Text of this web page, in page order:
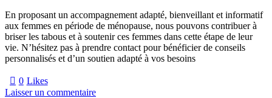
En proposant un accompagnement adapté, bienveillant et informatif
aux femmes en période de ménopause, nous pouvons contribuer à
briser les tabous et à soutenir ces femmes dans cette étape de leur
vie. N’hésitez pas à prendre contact pour bénéficier de conseils
personnalisés et d’un soutien adapté à vos besoins
0 Likes
Laisser un commentaire